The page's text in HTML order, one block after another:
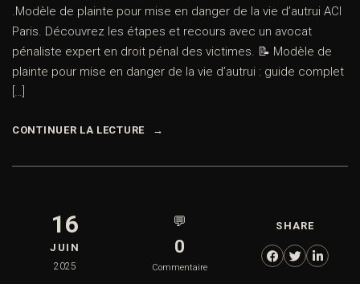
.Modèle de plainte pour mise en danger de la vie d’autrui ACI
Paris. Découvrez les étapes et recours avec un avocat
pénaliste expert en droit pénal des victimes. 📝 Modèle de
plainte pour mise en danger de la vie d’autrui : guide complet
[…]
CONTINUER LA LECTURE
16
JUIN
2025
💬
0
Commentaire
SHARE